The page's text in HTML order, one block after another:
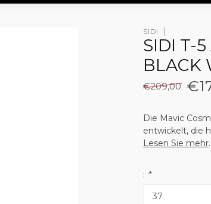
SIDI
SIDI T-
BLACK
€209,00
Die Mavic
entwickelt, die
Lesen Sie mehr.
: *